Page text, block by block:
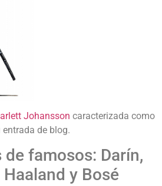
Johansson caracterizada como
de blog.
de famosos: Darín,
Haaland y Bosé